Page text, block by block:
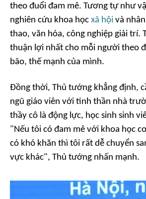
theo đuổi đam mê. Tương tự như
nghiên cứu khoa học xã hội và
thao, văn hóa, công nghiệp giải trí.
thuận lợi nhất cho mỗi người theo
bão, thế mạnh của mình.
Đồng thời, Thủ tướng khẳng định,
ngũ giáo viên với tinh thần nhà
thầy cô là động lực, học sinh sinh
"Nếu tôi có đam mê với khoa học
có khó khăn thì tôi rất dễ chuyển
vực khác", Thủ tướng nhấn mạnh.